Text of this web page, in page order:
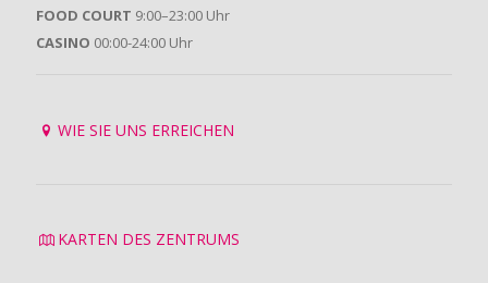
FOOD COURT 9:00–23:00 Uhr
CASINO 00:00-24:00 Uhr
WIE SIE UNS ERREICHEN
KARTEN DES ZENTRUMS